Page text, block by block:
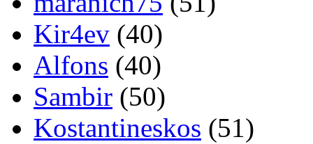
Kir4ev (40)
Alfons (40)
Sambir (50)
Kostantineskos (51)